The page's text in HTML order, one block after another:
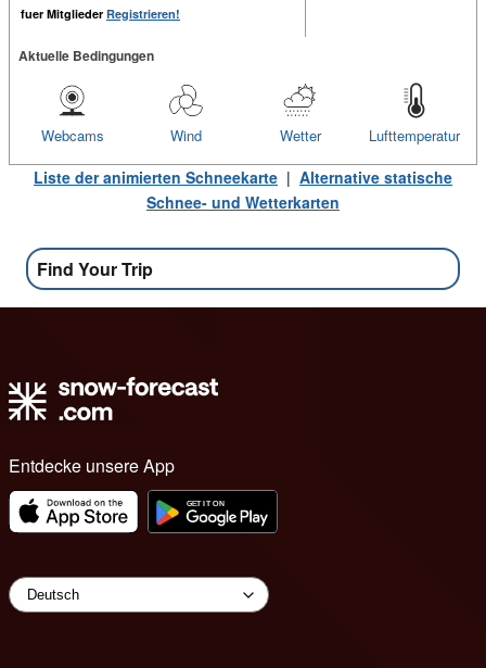
fuer Mitglieder Registrieren!
Aktuelle Bedingungen
Lufttemperatur
Wetter
Wind
Webcams
Liste der animierten Schneekarte | Alternative statische
Schnee- und Wetterkarten
Find Your Trip
Entdecke unsere App